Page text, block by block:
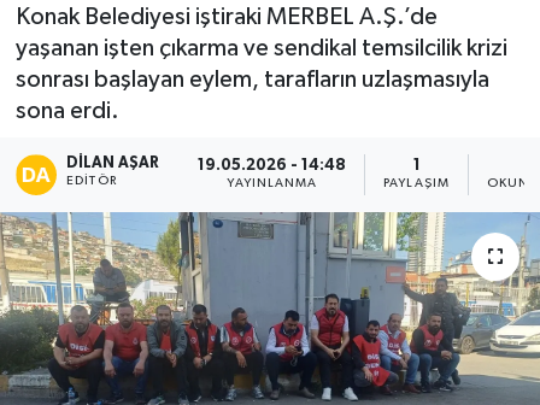
Konak Belediyesi iştiraki MERBEL A.Ş.’de
yaşanan işten çıkarma ve sendikal temsilcilik krizi
sonrası başlayan eylem, tarafların uzlaşmasıyla
sona erdi.
DILAN AŞAR
EDITÖR
19.05.2026 - 14:48
YAYINLANMA PAYLAŞIM
Sağlık
Siyaset
Magazin
Resmi İlanlar
Spor
Teknoloji
Süper Lig Puan Durumu ve Fikstür
Tüm Manşetler
Son Dakika Haberleri
Haber Arşivi